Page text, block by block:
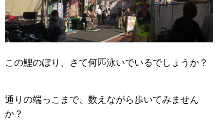
この鯉のぼり、さて何匹泳いでいるでしょうか？
通りの端っこまで、数えながら歩いてみません
か？